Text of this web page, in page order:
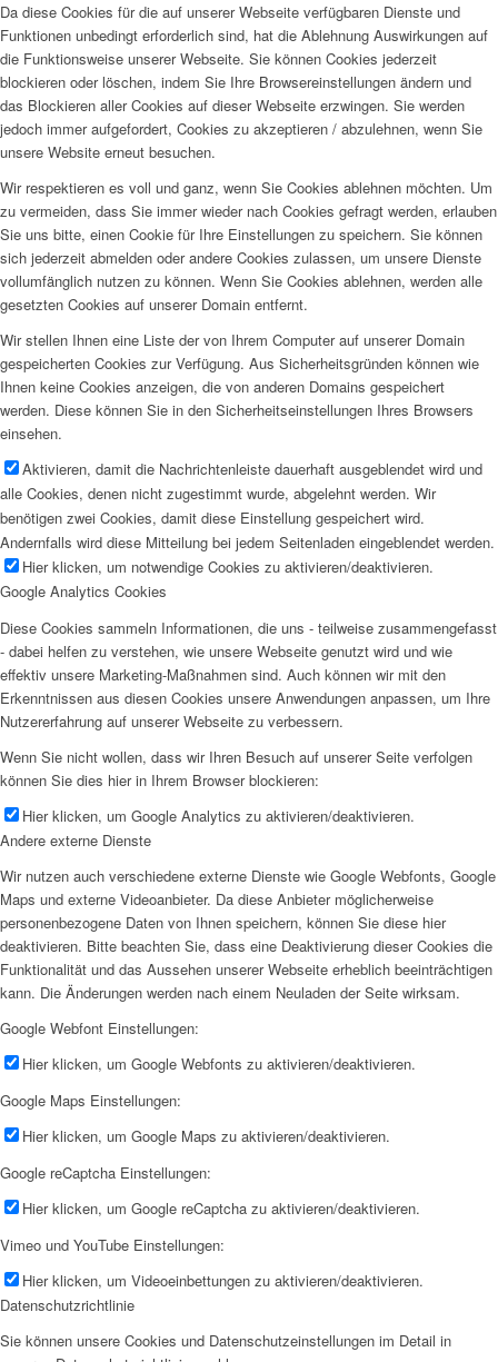
Da diese Cookies für die auf unserer Webseite verfügbaren Dienste und
Funktionen unbedingt erforderlich sind, hat die Ablehnung Auswirkungen auf
die Funktionsweise unserer Webseite. Sie können Cookies jederzeit
blockieren oder löschen, indem Sie Ihre Browsereinstellungen ändern und
das Blockieren aller Cookies auf dieser Webseite erzwingen. Sie werden
jedoch immer aufgefordert, Cookies zu akzeptieren / abzulehnen, wenn Sie
unsere Website erneut besuchen.
Wir respektieren es voll und ganz, wenn Sie Cookies ablehnen möchten. Um
zu vermeiden, dass Sie immer wieder nach Cookies gefragt werden, erlauben
Sie uns bitte, einen Cookie für Ihre Einstellungen zu speichern. Sie können
sich jederzeit abmelden oder andere Cookies zulassen, um unsere Dienste
vollumfänglich nutzen zu können. Wenn Sie Cookies ablehnen, werden alle
gesetzten Cookies auf unserer Domain entfernt.
Wir stellen Ihnen eine Liste der von Ihrem Computer auf unserer Domain
gespeicherten Cookies zur Verfügung. Aus Sicherheitsgründen können wie
Ihnen keine Cookies anzeigen, die von anderen Domains gespeichert
werden. Diese können Sie in den Sicherheitseinstellungen Ihres Browsers
einsehen.
Aktivieren, damit die Nachrichtenleiste dauerhaft ausgeblendet wird und
alle Cookies, denen nicht zugestimmt wurde, abgelehnt werden. Wir
benötigen zwei Cookies, damit diese Einstellung gespeichert wird.
Andernfalls wird diese Mitteilung bei jedem Seitenladen eingeblendet werden.
Hier klicken, um notwendige Cookies zu aktivieren/deaktivieren.
Google Analytics Cookies
Diese Cookies sammeln Informationen, die uns - teilweise zusammengefasst
- dabei helfen zu verstehen, wie unsere Webseite genutzt wird und wie
effektiv unsere Marketing-Maßnahmen sind. Auch können wir mit den
Erkenntnissen aus diesen Cookies unsere Anwendungen anpassen, um Ihre
Nutzererfahrung auf unserer Webseite zu verbessern.
Wenn Sie nicht wollen, dass wir Ihren Besuch auf unserer Seite verfolgen
können Sie dies hier in Ihrem Browser blockieren:
Hier klicken, um Google Analytics zu aktivieren/deaktivieren.
Andere externe Dienste
Wir nutzen auch verschiedene externe Dienste wie Google Webfonts, Google
Maps und externe Videoanbieter. Da diese Anbieter möglicherweise
personenbezogene Daten von Ihnen speichern, können Sie diese hier
deaktivieren. Bitte beachten Sie, dass eine Deaktivierung dieser Cookies die
Funktionalität und das Aussehen unserer Webseite erheblich beeinträchtigen
kann. Die Änderungen werden nach einem Neuladen der Seite wirksam.
Google Webfont Einstellungen:
Hier klicken, um Google Webfonts zu aktivieren/deaktivieren.
Google Maps Einstellungen:
Hier klicken, um Google Maps zu aktivieren/deaktivieren.
Google reCaptcha Einstellungen:
Hier klicken, um Google reCaptcha zu aktivieren/deaktivieren.
Vimeo und YouTube Einstellungen:
Hier klicken, um Videoeinbettungen zu aktivieren/deaktivieren.
Datenschutzrichtlinie
Sie können unsere Cookies und Datenschutzeinstellungen im Detail in